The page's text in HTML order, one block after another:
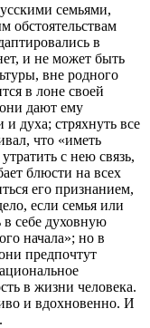
семьями,
обстоятельствам
в
и не может быть
вне родного
в лоне своей
дают ему
и духа; стряхнуть все
что «иметь
с нею связь,
блюсти на всех
его признанием,
если семья или
в себе духовную
начала»; но в
предпочтут
в жизни человека.
и вдохновенно. И